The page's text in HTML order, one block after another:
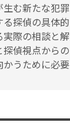
む新たな犯
探偵の具体
実際の相談と
探偵視点から
うために必